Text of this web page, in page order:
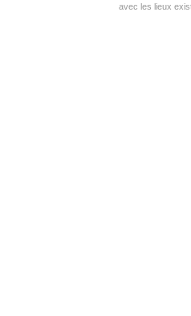
avec les lieux